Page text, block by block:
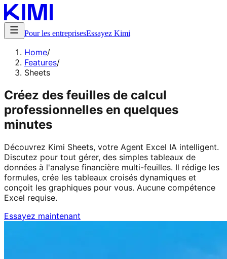
Pour les entreprisesEssayez Kimi
Home/
Features/
Sheets
Créez des feuilles de calcul
professionnelles en quelques
minutes
Découvrez Kimi Sheets, votre Agent Excel IA intelligent.
Discutez pour tout gérer, des simples tableaux de
données à l'analyse financière multi-feuilles. Il rédige les
formules, crée les tableaux croisés dynamiques et
conçoit les graphiques pour vous. Aucune compétence
Excel requise.
Essayez maintenant